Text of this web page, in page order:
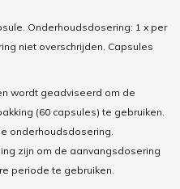
Onderhoudsdosering: 1 x per
niet overschrijden. Capsules
wordt geadviseerd om de
(60 capsules) te gebruiken.
onderhoudsdosering.
zijn om de aanvangsdosering
periode te gebruiken.